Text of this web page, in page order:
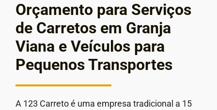
Orçamento para Serviços
de Carretos em Granja
Viana e Veículos para
Pequenos Transportes
A 123 Carreto é uma empresa tradicional a 15